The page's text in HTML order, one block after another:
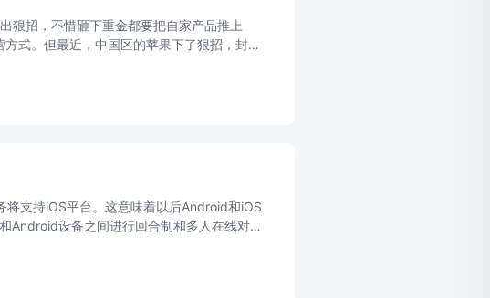
狠招，不惜砸下重金都要把自家产品推上
式。但最近，中国区的苹果下了狠招，封杀
支持iOS平台。这意味着以后Android和iOS
Android设备之间进行回合制和多人在线对